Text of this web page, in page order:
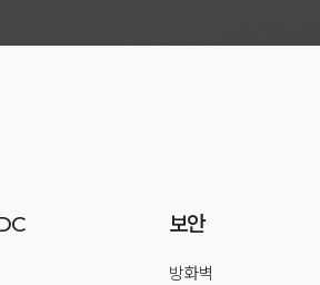
보안
방화벽